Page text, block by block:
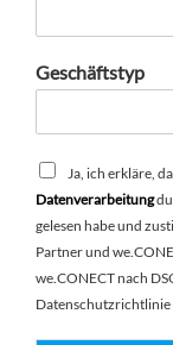
Geschäftstyp
Ja, ich erkläre,
Datenverarbeitung
gelesen habe und
Partner und
we.CONECT nach
Datenschutzrichtlinie